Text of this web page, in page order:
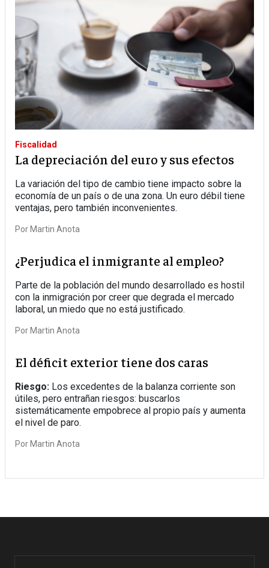
Fiscalidad
La depreciación del euro y sus efectos
La variación del tipo de cambio tiene impacto sobre la
economía de un país o de una zona. Un euro débil tiene
ventajas, pero también inconvenientes.
Por Martin Anota
¿Perjudica el inmigrante al empleo?
Parte de la población del mundo desarrollado es hostil
con la inmigración por creer que degrada el mercado
laboral, un miedo que no está justificado.
Por Martin Anota
El déficit exterior tiene dos caras
Riesgo: Los excedentes de la balanza corriente son
útiles, pero entrañan riesgos: buscarlos
sistemáticamente empobrece al propio país y aumenta
el nivel de paro.
Por Martin Anota